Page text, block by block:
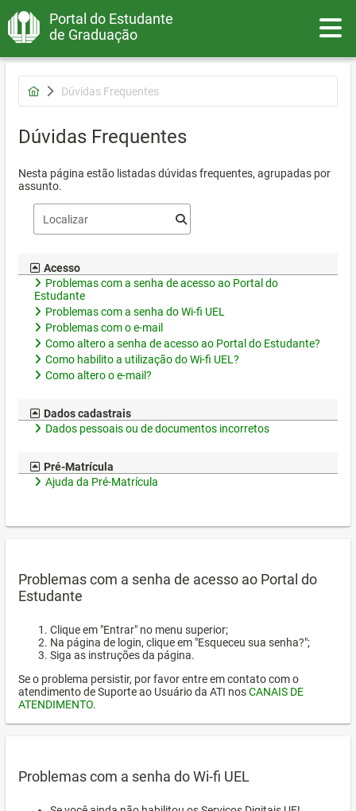
Portal do Estudante
de Graduação
Dúvidas Frequentes
Dúvidas Frequentes
Nesta página estão listadas dúvidas frequentes, agrupadas por
assunto.
Acesso
Problemas com a senha de acesso ao Portal do
Estudante
Problemas com a senha do Wi-fi UEL
Problemas com o e-mail
Como altero a senha de acesso ao Portal do Estudante?
Como habilito a utilização do Wi-fi UEL?
Como altero o e-mail?
Dados cadastrais
Dados pessoais ou de documentos incorretos
Pré-Matrícula
Ajuda da Pré-Matrícula
Problemas com a senha de acesso ao Portal do
Estudante
Clique em "Entrar" no menu superior;
Na página de login, clique em "Esqueceu sua senha?";
Siga as instruções da página.
Se o problema persistir, por favor entre em contato com o
atendimento de Suporte ao Usuário da ATI nosCANAIS DE
ATENDIMENTO.
Problemas com a senha do Wi-fi UEL